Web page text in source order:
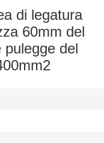
di legatura
60mm del
pulegge del